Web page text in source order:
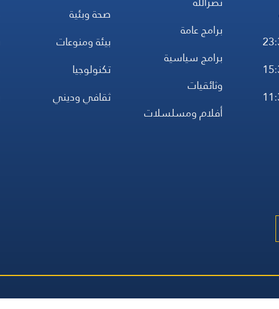
برامج عامة
برامج سياسية
وثائقيات
أفلام ومسلسلات
صحة وبئية
بيئة ومنوعات
تكنولوجيا
ثقافي وديني
مواقيت الصلاة اتصل بنا